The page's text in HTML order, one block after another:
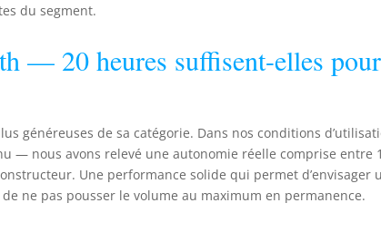
du segment.
— 20 heures suffisent-elles pour
généreuses de sa catégorie. Dans nos conditions
— nous avons relevé une autonomie réelle comprise entre
Une performance solide qui permet d’envisager
ne pas pousser le volume au maximum en permanence.